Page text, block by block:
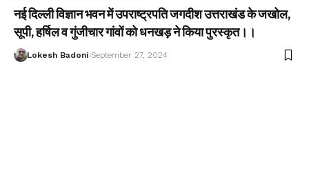
नई दिल्ली विज्ञान भवन में उपराष्ट्रपति जगदीश उत्तराखंड के जखोल,
सूपी, हर्षिल व गुंजीचार गांवों को धनखड़ ने किया पुरस्कृत।।
Lokesh Badoni September 27, 2024